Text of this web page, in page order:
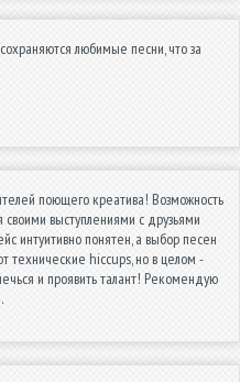
любимые песни, что за
поющего креатива! Возможность
своими выступлениями с друзьями
интуитивно понятен, а выбор песен
технические hiccups, но в целом -
и проявить талант! Рекомендую